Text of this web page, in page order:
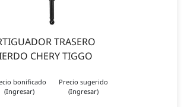
TRASERO
CHERY TIGGO
bonificado
(Ingresar)
Precio sugerido
(Ingresar)